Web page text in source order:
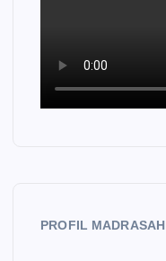
PROFIL MADRASAH